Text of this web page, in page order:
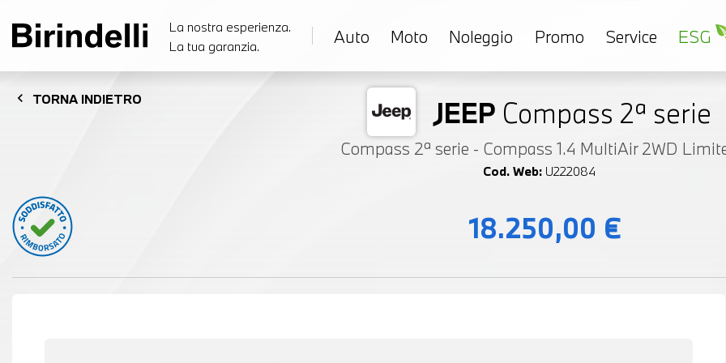
La nostra esperienza.
La tua garanzia.
Auto Moto Noleggio Promo Service ESG
chevron_left TORNA INDIETRO JEEP Compass 2ª serie
Compass 2ª serie - Compass 1.4 MultiAir 2WD
Cod. Web: U222084
18.250,00 €